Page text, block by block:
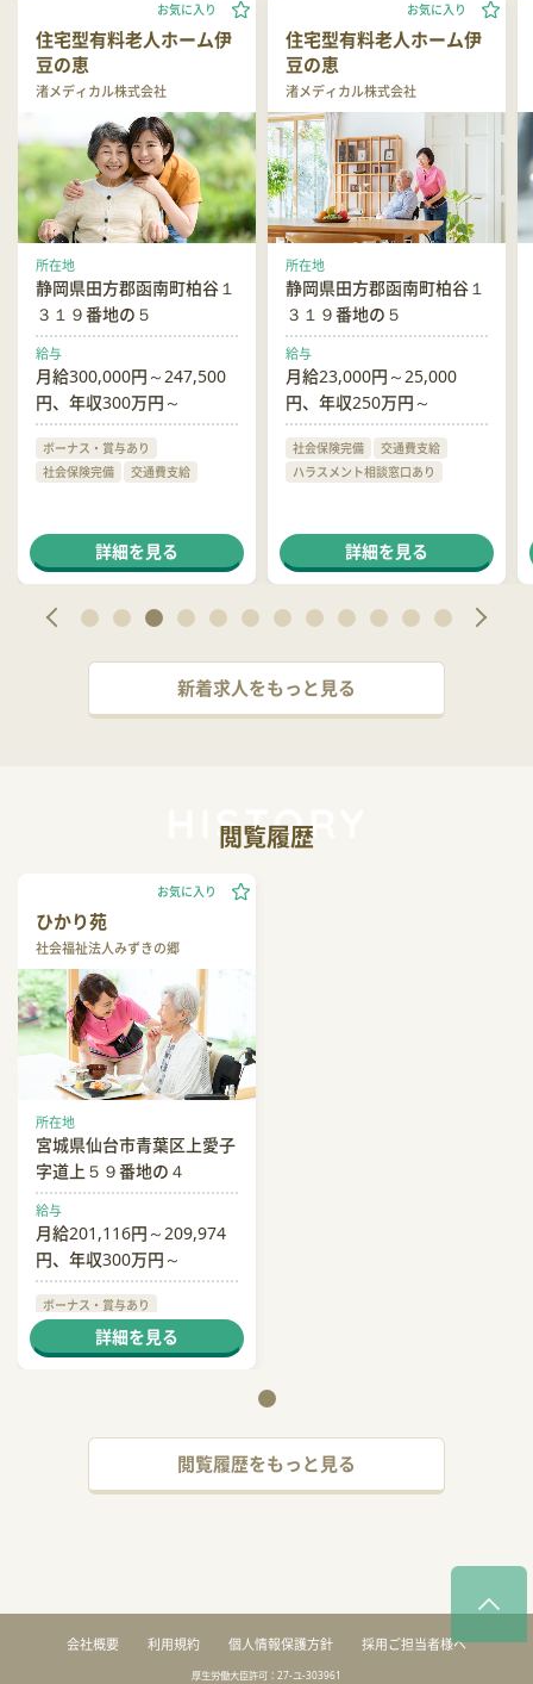
住宅型有料老人ホーム伊
豆の恵
渚メディカル株式会社
お気に入り
所在地
静岡県田方郡函南町柏谷１
３１９番地の５
給与
月給300,000円～247,500
円、年収300万円～
ボーナス・賞与あり
社会保険完備
交通費支給
詳細を見る
住宅型有料老人ホーム伊
豆の恵
渚メディカル株式会社
お気に入り
所在地
静岡県田方郡函南町柏谷１
３１９番地の５
給与
月給23,000円～25,000
円、年収250万円～
社会保険完備
交通費支給
ハラスメント相談窓口あり
詳細を見る
新着求人をもっと見る
閲覧履歴
ひかり苑
社会福祉法人みずきの郷
お気に入り
所在地
宮城県仙台市青葉区上愛子
字道上５９番地の４
給与
月給201,116円～209,974
円、年収300万円～
ボーナス・賞与あり
社会保険完備
交通費支給
詳細を見る
閲覧履歴をもっと見る
会社概要 利用規約 個人情報保護方針 採用ご担当者様へ
厚生労働大臣許可：27-ユ-303961